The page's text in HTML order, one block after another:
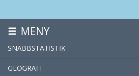
MENY
SNABBSTATISTIK
GEOGRAFI